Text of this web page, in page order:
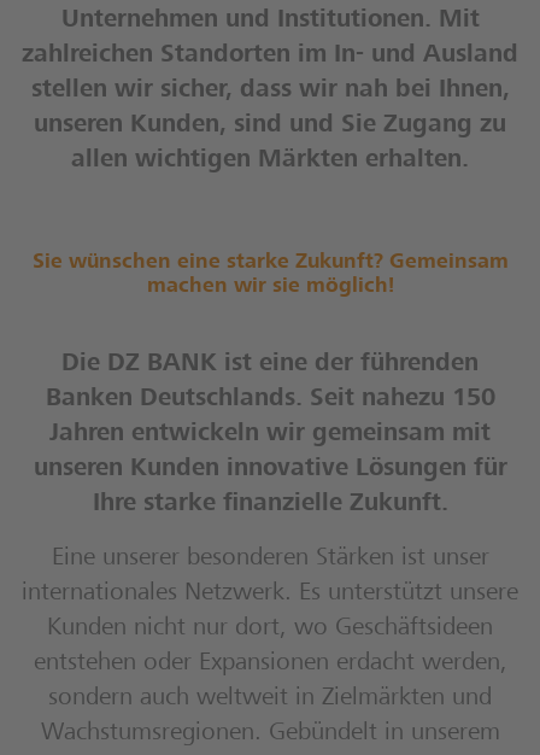
Unternehmen und Institutionen. Mit
zahlreichen Standorten im In- und Ausland
stellen wir sicher, dass wir nah bei Ihnen,
unseren Kunden, sind und Sie Zugang zu
allen wichtigen Märkten erhalten.
Sie wünschen eine starke Zukunft? Gemeinsam
machen wir sie möglich!
Die DZ BANK ist eine der führenden
Banken Deutschlands. Seit nahezu 150
Jahren entwickeln wir gemeinsam mit
unseren Kunden innovative Lösungen für
Ihre starke finanzielle Zukunft.
Eine unserer besonderen Stärken ist unser
internationales Netzwerk. Es unterstützt unsere
Kunden nicht nur dort, wo Geschäftsideen
entstehen oder Expansionen erdacht werden,
sondern auch weltweit in Zielmärkten und
Wachstumsregionen. Gebündelt in unserem